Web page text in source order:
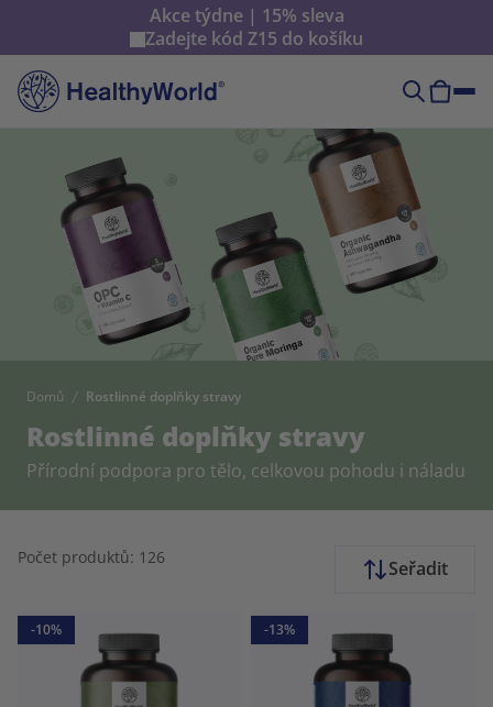
Akce týdne | 15% sleva
Zadejte kód Z15 do košíku
Domů Rostlinné doplňky stravy
Rostlinné doplňky stravy
Přírodní podpora pro tělo, celkovou pohodu i náladu
Počet produktů: 126 Seřadit
-10% -13%